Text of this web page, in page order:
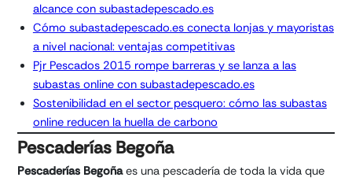
alcance con subastadepescado.es
Cómo subastadepescado.es conecta lonjas y mayoristas
a nivel nacional: ventajas competitivas
Pjr Pescados 2015 rompe barreras y se lanza a las
subastas online con subastadepescado.es
Sostenibilidad en el sector pesquero: cómo las subastas
online reducen la huella de carbono
Pescaderías Begoña
Pescaderías Begoñaes una pescadería de toda la vida que